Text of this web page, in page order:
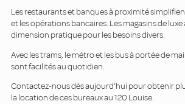
Les restaurants et banques à proximité
et les opérations bancaires. Les magasins de
dimension pratique pour les besoins divers.
Avec les trams, le métro et les bus à portée de
sont facilités au quotidien.
Contactez-nous dès aujourd'hui pour obtenir
la location de ces bureaux au 120 Louise.